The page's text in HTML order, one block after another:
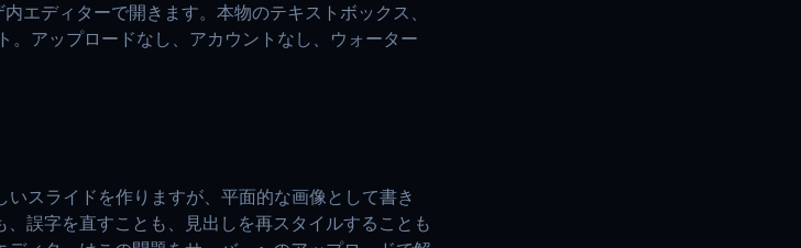
エディターで開きます。本物のテキストボックス、
。アップロードなし、アカウントなし、ウォーター
スライドを作りますが、平面的な画像として書き
誤字を直すことも、見出しを再スタイルすることも